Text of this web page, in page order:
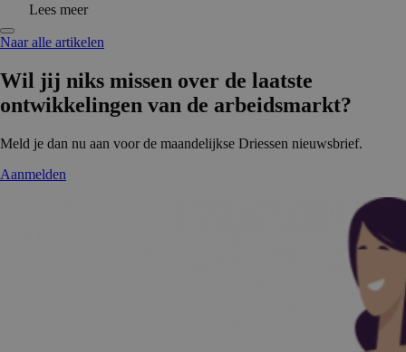
Lees meer
Naar alle artikelen
Wil jij niks missen over de laatste
ontwikke­lingen van de arbeidsmarkt?
Meld je dan nu aan voor de maandelijkse Driessen nieuwsbrief.
Aanmelden